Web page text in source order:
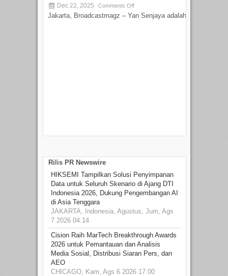
Dec 22, 2025 Comments Off
Jakarta, Broadcastmagz – Yan Senjaya adalah...
Rilis PR Newswire
HIKSEMI Tampilkan Solusi Penyimpanan
Data untuk Seluruh Skenario di Ajang DTI
Indonesia 2026, Dukung Pengembangan AI
di Asia Tenggara
JAKARTA, Indonesia, Agustus, Jum, Ags
7 2026 04.14
Cision Raih MarTech Breakthrough Awards
2026 untuk Pemantauan dan Analisis
Media Sosial, Distribusi Siaran Pers, dan
AEO
CHICAGO, Kam, Ags 6 2026 17.00